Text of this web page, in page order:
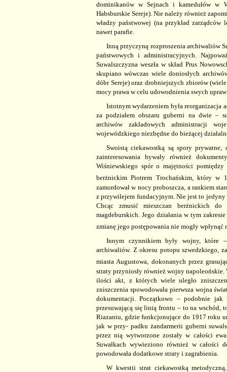
dominikanów w Sejnach i kamedułów w
Habsburskie Sereje). Nie należy również
władzy państwowej (na przykład
nawet parafie.
Inną przyczyną rozproszenia archiwaliów
państwowych i administracyjnych.
Suwalszczyzna weszła w skład Prus
skupiano wówczas wiele doniosłych
dóbr Sereje) oraz drobniejszych zbiorów
mocy prawa w celu udowodnienia swych
Istotnym wydarzeniem była reorganizacja
za podziałem obszaru guberni na dwie –
archiwów zakładowych administracji
wojewódzkiego niezbędne do bieżącej
Swoistą ciekawostką są spory prywatne,
zainteresowania bywały również
Wiśniewskiego spór o majętności pomiędzy
berżnickim Piotrem Trochańskim, który w
zamordował w nocy proboszcza, a rankiem
z przywilejem fundacyjnym. Nie jest to jedyny
Chcąc zmusić mieszczan berżnickich
magdeburskich. Jego działania w tym
zmianę jego postępowania nie mogły
Innym czynnikiem były wojny, które
archiwaliów. Z okresu potopu szwedzkiego,
miasta Augustowa, dokonanych przez
straty przyniosły również wojny napoleońskie.
ilości akt, z których wiele uległo
zniszczenia spowodowała pierwsza wojna
dokumentacji. Początkowo – podobnie
przesuwającą się linią frontu – to na wschód,
Riazaniu, gdzie funkcjonujące do 1917 roku
jak w przy- padku żandarmerii guberni
przez nią wytworzone zostały w całości
Suwałkach wywieziono również w całości
powodowała dodatkowe straty i zagrabienia.
W kwestii strat ciekawostką